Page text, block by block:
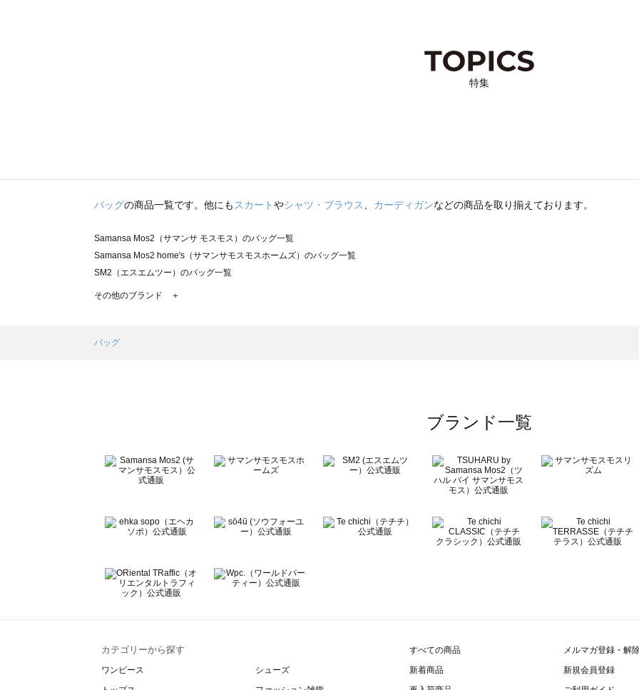
特集
バッグの商品一覧です。他にも スカートやシャツ・ブラウス カーディガンなどの商品を取り揃えております。
Samansa Mos2（サマンサ モスモス）のバッグ一覧
Samansa Mos2 home's（サマンサモスモスホームズ）のバッグ一覧
SM2（エスエムツー）のバッグ一覧
TSUHARU by Samansa Mos2（ツハルバイサマンサモスモス）のバッグ一覧
Samansa Mos2 Lagom（サマンサモスモス ラーゴム）のバッグ一覧
BETTY'S BLUE（べティーズブルー）のバッグ一覧
Wpc.（ワールドパーティー）のバッグ一覧
その他のブランド ＋
バッグ
ブランド一覧
カテゴリーから探す
ワンピース
シューズ
すべての商品
新着商品
メルマガ登録・解
新規会員登録